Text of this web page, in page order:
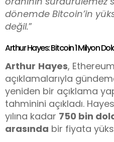
dönemde Bitcoin’in
değil.”
Arthur Hayes: Bitcoin 1 Milyon
Arthur Hayes,
açıklamalarıyla
yeniden bir açıklama
tahminini açıkladı.
yılına kadar 750 bin
arasında bir fiyata